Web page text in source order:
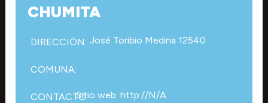
CHUMITA
DIRECCIÓN: José Toribio Medina 12540
COMUNA:
CONTACTO:Sitio web: http://N/A